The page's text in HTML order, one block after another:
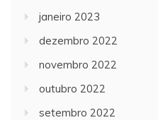
janeiro 2023
dezembro 2022
novembro 2022
outubro 2022
setembro 2022